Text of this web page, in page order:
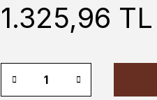
1.325,96 TL